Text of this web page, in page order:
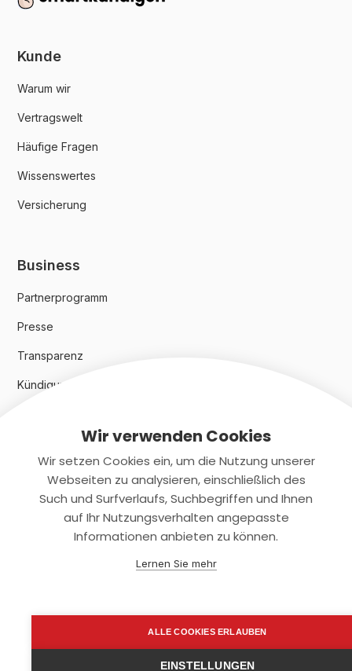
Kunde
Warum wir
Vertragswelt
Häufige Fragen
Wissenswertes
Versicherung
Business
Partnerprogramm
Presse
Transparenz
Kündigungsindex 2024
Rechtliches
Datenschutz
support@smartkuendigen.de
Wir verwenden Cookies
Wir setzen Cookies ein, um die Nutzung unserer
Webseiten zu analysieren, einschließlich des
Such und Surfverlaufs, Suchbegriffen und Ihnen
auf Ihr Nutzungsverhalten angepasste
Informationen anbieten zu können.
Lernen Sie mehr
ALLE COOKIES ERLAUBEN
EINSTELLUNGEN